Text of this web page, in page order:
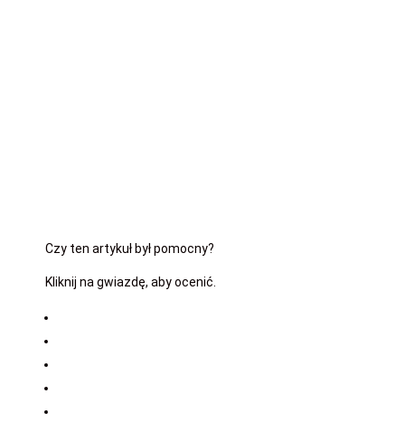
Czy ten artykuł był pomocny?
Kliknij na gwiazdę, aby ocenić.